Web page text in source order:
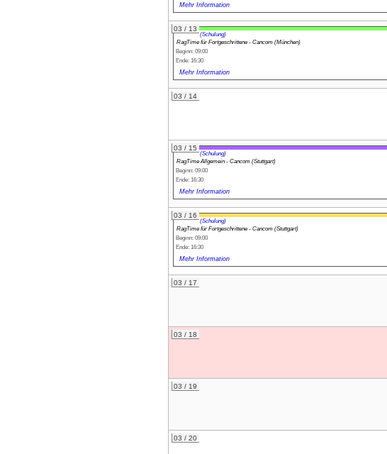
Mehr Information
03 / 13
(Schulung)
RagTime für Fortgeschrittene - Cancom (München)
Beginn: 09:00
Ende: 16:30
Mehr Information
03 / 14
03 / 15
(Schulung)
RagTime Allgemein - Cancom (Stuttgart)
Beginn: 09:00
Ende: 16:30
Mehr Information
03 / 16
(Schulung)
RagTime für Fortgeschrittene - Cancom (Stuttgart)
Beginn: 09:00
Ende: 16:30
Mehr Information
03 / 17
03 / 18
03 / 19
03 / 20